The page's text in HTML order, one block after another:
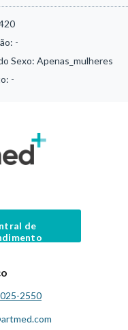
-
Sexo: Apenas_mulheres
-
de
2550